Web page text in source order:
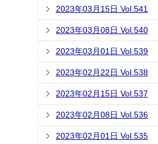
2023年03月15日 Vol.541
2023年03月08日 Vol.540
2023年03月01日 Vol.539
2023年02月22日 Vol.538
2023年02月15日 Vol.537
2023年02月08日 Vol.536
2023年02月01日 Vol.535